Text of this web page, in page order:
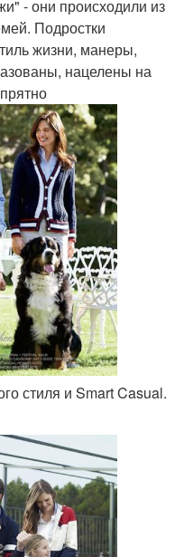
- они происходили из
Подростки
жизни, манеры,
нацелены на
стиля и Smart Casual.